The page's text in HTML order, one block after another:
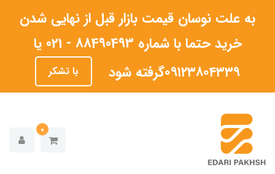
به علت نوسان قیمت بازار قبل از نهایی شدن
خرید حتما با شماره 88490493 - 021 یا
۰۹۱۲۳۸۰۴۳۳۹گرفته شود
با تشکر
0